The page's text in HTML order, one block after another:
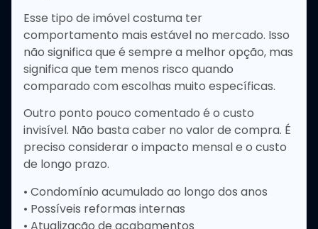
Esse tipo de imóvel costuma ter
comportamento mais estável no mercado. Isso
não significa que é sempre a melhor opção, mas
significa que tem menos risco quando
comparado com escolhas muito específicas.
Outro ponto pouco comentado é o custo
invisível. Não basta caber no valor de compra. É
preciso considerar o impacto mensal e o custo
de longo prazo.
• Condomínio acumulado ao longo dos anos
• Possíveis reformas internas
• Atualização de acabamentos